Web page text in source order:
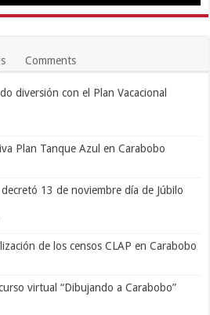
Comments
diversión con el Plan Vacacional
Plan Tanque Azul en Carabobo
13 de noviembre día de Júbilo
de los censos CLAP en Carabobo
virtual “Dibujando a Carabobo”